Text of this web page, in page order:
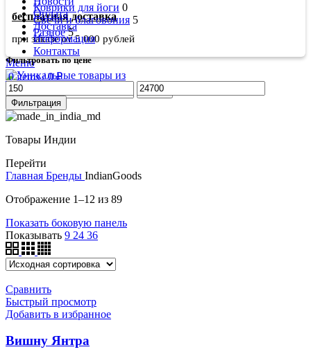
бесплатная доставка
при заказе от 5 000 рублей
Меню
0items / 0₽
Оплата
Доставка
Информация
Контакты
0items / 0₽
Поиск
Коврики для йоги 0
Свечи и благовония 5
Разное 5
Фильтровать по цене
Минимальная
цена
Максимальная
цена
Фильтрация
Товары Индии
Перейти
Главная Бренды IndianGoods
Отображение 1–12 из 89
Показать боковую панель
Показывать 9 24 36
Сравнить
Быстрый просмотр
Добавить в избранное
Вишну Янтра